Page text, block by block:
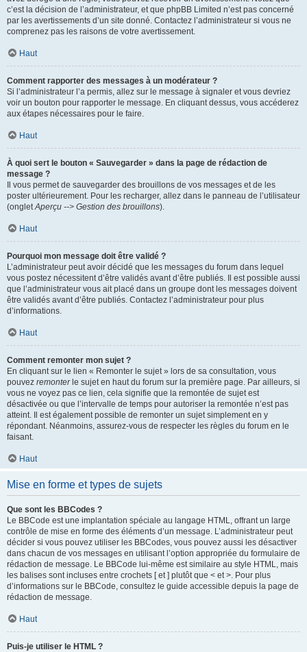
c’est la décision de l’administrateur, et que phpBB Limited n’est pas concerné
par les avertissements d’un site donné. Contactez l’administrateur si vous ne
comprenez pas les raisons de votre avertissement.
Haut
Comment rapporter des messages à un modérateur ?
Si l’administrateur l’a permis, allez sur le message à signaler et vous devriez
voir un bouton pour rapporter le message. En cliquant dessus, vous accéderez
aux étapes nécessaires pour le faire.
Haut
À quoi sert le bouton « Sauvegarder » dans la page de rédaction de
message ?
Il vous permet de sauvegarder des brouillons de vos messages et de les
poster ultérieurement. Pour les recharger, allez dans le panneau de l’utilisateur
(ongletAperçu --> Gestion des brouillons).
Haut
Pourquoi mon message doit être validé ?
L’administrateur peut avoir décidé que les messages du forum dans lequel
vous postez nécessitent d’être validés avant d’être publiés. Il est possible aussi
que l’administrateur vous ait placé dans un groupe dont les messages doivent
être validés avant d’être publiés. Contactez l’administrateur pour plus
d’informations.
Haut
Comment remonter mon sujet ?
En cliquant sur le lien « Remonter le sujet » lors de sa consultation, vous
pouvez remonterle sujet en haut du forum sur la première page. Par ailleurs, si
vous ne voyez pas ce lien, cela signifie que la remontée de sujet est
désactivée ou que l’intervalle de temps pour autoriser la remontée n’est pas
atteint. Il est également possible de remonter un sujet simplement en y
répondant. Néanmoins, assurez-vous de respecter les règles du forum en le
faisant.
Haut
Mise en forme et types de sujets
Que sont les BBCodes ?
Le BBCode est une implantation spéciale au langage HTML, offrant un large
contrôle de mise en forme des éléments d’un message. L’administrateur peut
décider si vous pouvez utiliser les BBCodes, vous pouvez aussi les désactiver
dans chacun de vos messages en utilisant l’option appropriée du formulaire de
rédaction de message. Le BBCode lui-même est similaire au style HTML, mais
les balises sont incluses entre crochets [ et ] plutôt que < et >. Pour plus
d’informations sur le BBCode, consultez le guide accessible depuis la page de
rédaction de message.
Haut
Puis-je utiliser le HTML ?